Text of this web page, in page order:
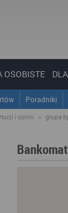
OSOBISTE
Poradniki
i opinii » grupa